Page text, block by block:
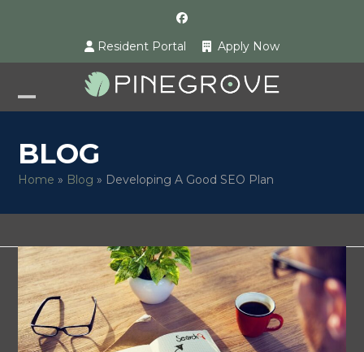
Facebook
Resident Portal
Apply Now
Open
mobile
menu
Close
mobile
menu
BLOG
Home » Blog » Developing A Good SEO Plan